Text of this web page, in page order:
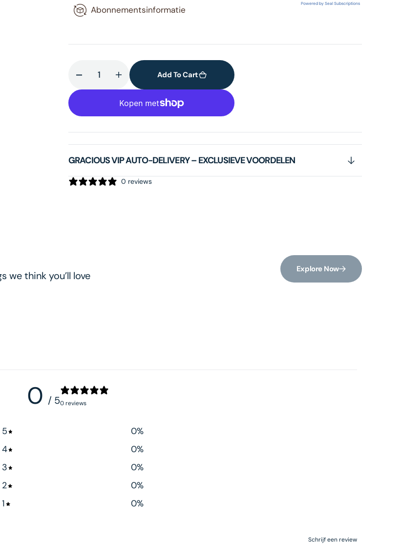
Powered by Seal Subscriptions
Abonnementsinformatie
Decrease
quantity
Weightless
SPF
45
Increase
quantity
for
Weightless
SPF
45
Add To Cart
GRACIOUS VIP AUTO-DELIVERY – EXCLUSIEVE VOORDELEN
0 reviews
we think you’ll love
Explore Now
0 / 50 reviews
5 0%
4
0%
3
0%
2
0%
1
0%
Schrijf een review